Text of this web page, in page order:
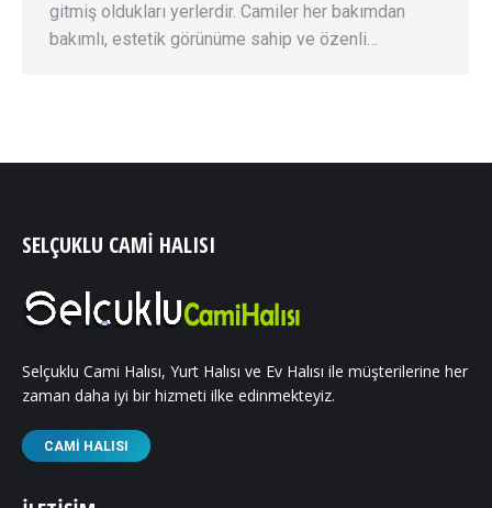
gitmiş oldukları yerlerdir. Camiler her bakımdan
bakımlı, estetik görünüme sahip ve özenli…
SELÇUKLU CAMI HALISI
Selçuklu Cami Halısı, Yurt Halısı ve Ev Halısı ile müşterilerine her
zaman daha iyi bir hizmeti ilke edinmekteyiz.
CAMI HALISI